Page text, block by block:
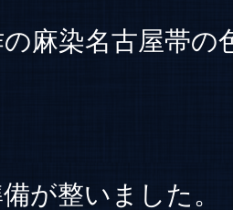
麻染名古屋帯の
が整いました。